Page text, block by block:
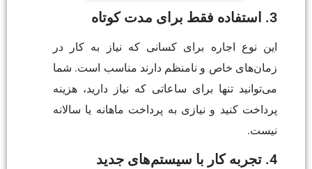
3. استفاده فقط برای مدت کوتاه
این نوع اجاره برای کسانی که نیاز به کار در
زمان‌های خاص و نامنظم دارند مناسب است. شما
می‌توانید تنها برای ساعاتی که نیاز دارید، هزینه
پرداخت کنید و نیازی به پرداخت ماهانه یا سالانه
نیست.
4. تجربه کار با سیستم‌های جدید